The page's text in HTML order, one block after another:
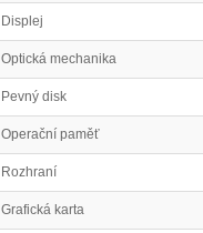
Displej
Optická mechanika
Pevný disk
Operační paměť
Rozhraní
Grafická karta